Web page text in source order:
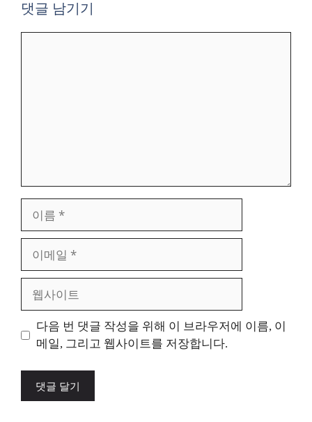
댓글 남기기
일
트
다음 번 댓글 작성을 위해 이 브라우저에 이름, 이
메일, 그리고 웹사이트를 저장합니다.